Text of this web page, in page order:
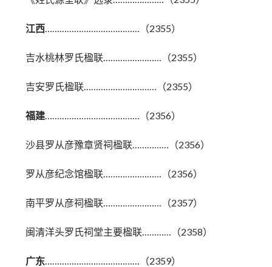
江西…………………………………（2355）
吉水桃林罗氏楹联……………………（2355）
吉安罗氏楹联…………………………（2355）
福建…………………………………（2356）
沙县罗从彦豫章贤祠楹联……………（2356）
罗从彦纪念馆楹联……………………（2356）
南平罗从彦祠楹联……………………（2357）
闽清洋头罗氏祠堂主要楹联…………（2358）
广东…………………………………（2359）